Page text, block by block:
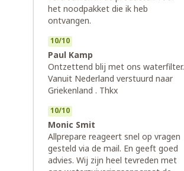
het noodpakket die ik heb
ontvangen.
10/10
Paul Kamp
Ontzettend blij met ons waterfilter.
Vanuit Nederland verstuurd naar
Griekenland . Thkx
10/10
Monic Smit
Allprepare reageert snel op vragen
gesteld via de mail. En geeft goed
advies. Wij zijn heel tevreden met